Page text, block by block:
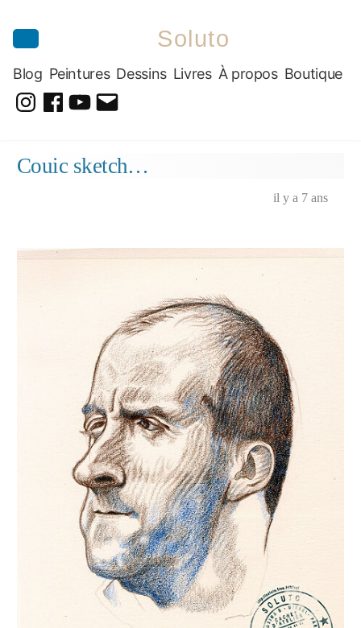
Soluto
Blog Peintures Dessins Livres À propos Boutique
Dessins
Couic sketch…
il y a 7 ans